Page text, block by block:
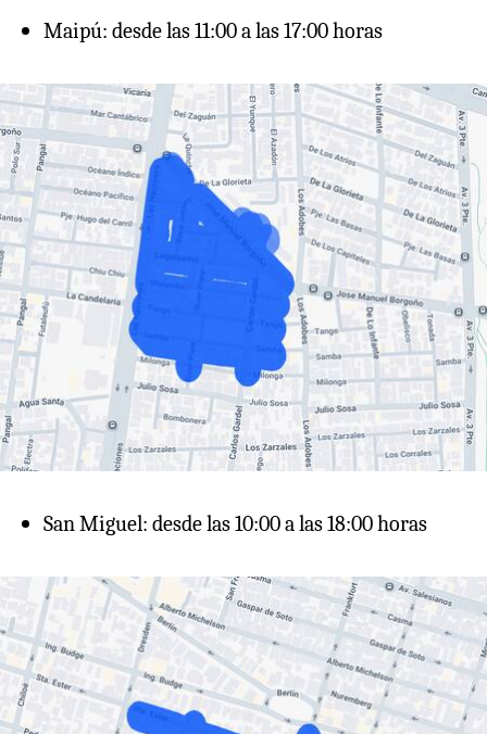
Maipú: desde las 11:00 a las 17:00 horas
San Miguel: desde las 10:00 a las 18:00 horas